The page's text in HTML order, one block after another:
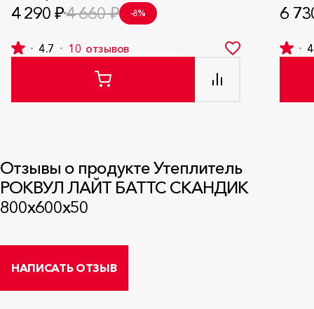
4 290 ₽4 660 ₽ -8%
4.7 10 отзывов
6
Отзывы о продукте Утеплитель
РОКВУЛ ЛАЙТ БАТТС СКАНДИК
800x600x50
НАПИСАТЬ ОТЗЫВ